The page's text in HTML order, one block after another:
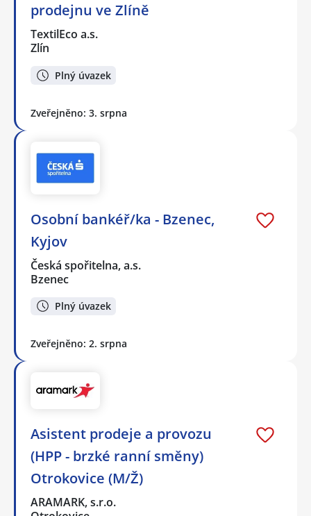
prodejnu ve Zlíně
TextilEco a.s.
Zlín
Plný úvazek
Zveřejněno: 3. srpna
Osobní bankéř/ka - Bzenec,
Kyjov
Česká spořitelna, a.s.
Bzenec
Plný úvazek
Zveřejněno: 2. srpna
Asistent prodeje a provozu
(HPP - brzké ranní směny)
Otrokovice (M/Ž)
ARAMARK, s.r.o.